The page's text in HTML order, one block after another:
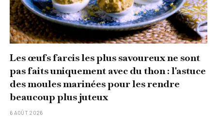
Les œufs farcis les plus savoureux ne sont
pas faits uniquement avec du thon : l'astuce
des moules marinées pour les rendre
beaucoup plus juteux
6 AOÛT 2026